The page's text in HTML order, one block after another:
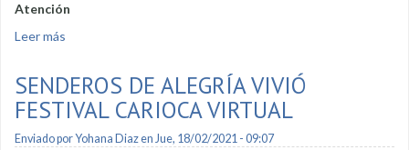
Atención
Leer más
SENDEROS DE ALEGRÍA VIVIÓ
FESTIVAL CARIOCA VIRTUAL
Enviado porYohana Diazen Jue, 18/02/2021 - 09:07